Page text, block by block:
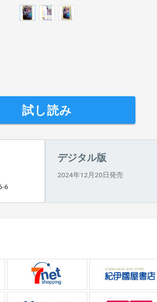
試し読み
6
デジタル版
2024年12月20日発売